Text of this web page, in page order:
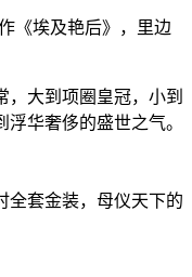
《埃及艳后》，里边
，大到项圈皇冠，小到
华奢侈的盛世之气。
全套金装，母仪天下的